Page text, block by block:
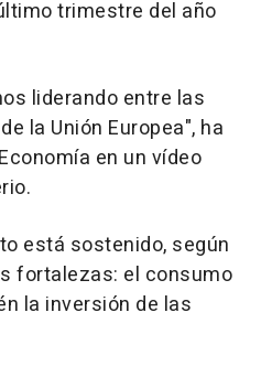
trimestre del año
liderando entre las
la Unión Europea", ha
en un vídeo
está sostenido, según
fortalezas: el consumo
la inversión de las